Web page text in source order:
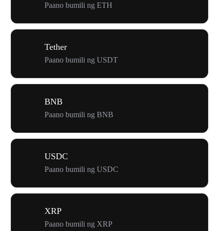
Paano bumili ng ETH
Tether
Paano bumili ng USDT
BNB
Paano bumili ng BNB
USDC
Paano bumili ng USDC
XRP
Paano bumili ng XRP